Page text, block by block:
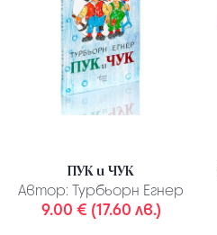
ПУК и ЧУК
Автор: Турбьорн Егнер
9.00 € (17.60 лв.)